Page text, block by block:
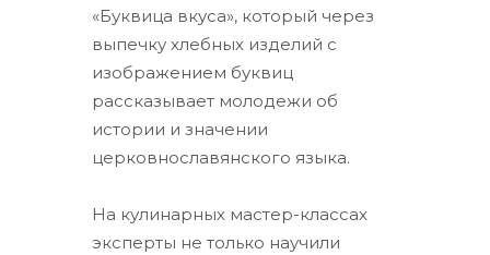
«Буквица вкуса», который через
выпечку хлебных изделий с
изображением буквиц
рассказывает молодежи об
истории и значении
церковнославянского языка.
На кулинарных мастер-классах
эксперты не только научили